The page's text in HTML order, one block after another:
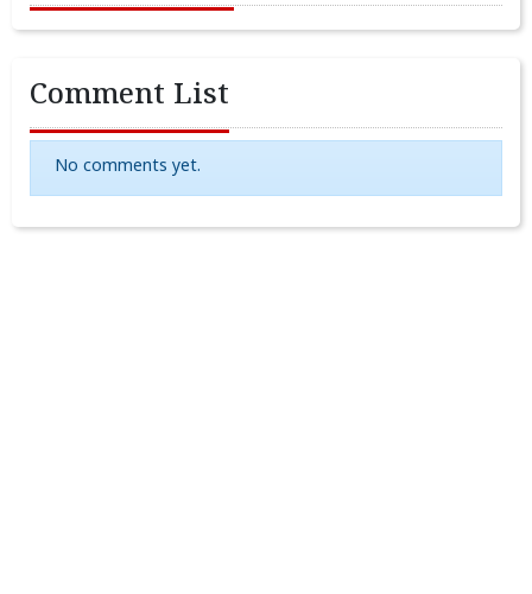
Comment List
No comments yet.